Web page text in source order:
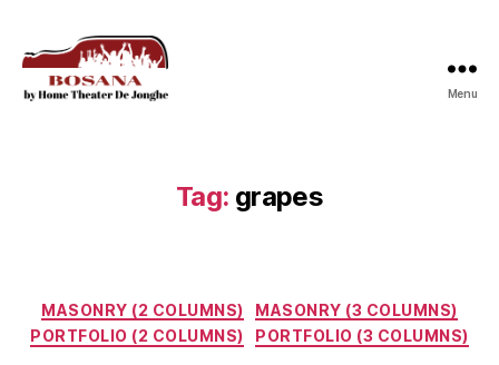
Menu
Tag: grapes
Categories
MASONRY (2 COLUMNS)
MASONRY (3 COLUMNS)
PORTFOLIO (2 COLUMNS)
PORTFOLIO (3 COLUMNS)